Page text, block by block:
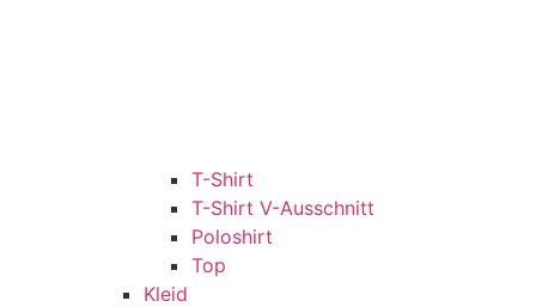
T-Shirt
T-Shirt V-Ausschnitt
Poloshirt
Top
Kleid